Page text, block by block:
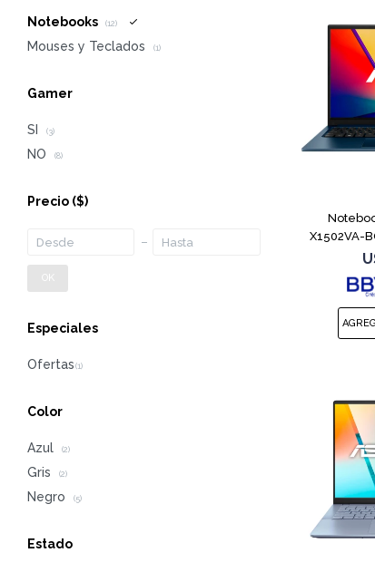
X1502VA-
Notebooks (12)
Mouses y Teclados (1)
Precio ($)
OK
Especiales
Gamer
SI (3)
NO (8)
Color
Azul (2)
Gris (2)
Negro (5)
Estado